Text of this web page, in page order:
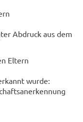
Abdruck aus dem
Eltern
wurde: